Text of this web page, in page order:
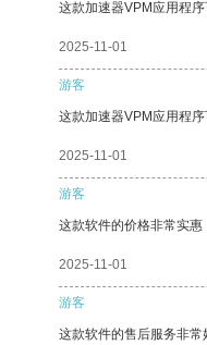
这款加速器VPM应用程
2025-11-01
游客
这款加速器VPM应用程
2025-11-01
游客
这款软件的价格非常实惠
2025-11-01
游客
这款软件的售后服务非常